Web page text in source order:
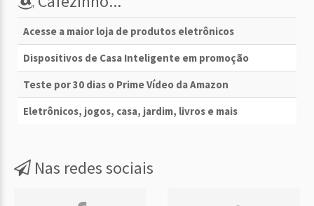
Acesse a maior loja de produtos eletrônicos
Dispositivos de Casa Inteligente em promoção
Teste por 30 dias o Prime Vídeo da Amazon
Eletrônicos, jogos, casa, jardim, livros e mais
Nas redes sociais